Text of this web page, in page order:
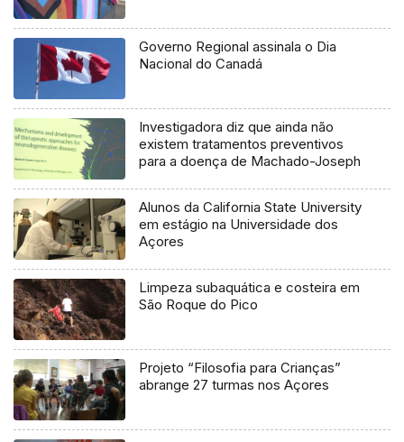
Governo Regional assinala o Dia
Nacional do Canadá
Investigadora diz que ainda não
existem tratamentos preventivos
para a doença de Machado-Joseph
Alunos da California State University
em estágio na Universidade dos
Açores
Limpeza subaquática e costeira em
São Roque do Pico
Projeto “Filosofia para Crianças”
abrange 27 turmas nos Açores